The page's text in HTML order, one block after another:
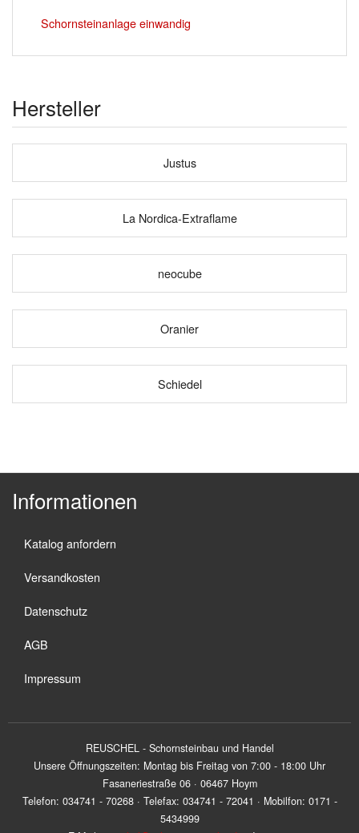
Schornsteinanlage einwandig
Hersteller
Justus
La Nordica-Extraflame
neocube
Oranier
Schiedel
Informationen
Katalog anfordern
Versandkosten
Datenschutz
AGB
Impressum
REUSCHEL - Schornsteinbau und Handel
Unsere Öffnungszeiten: Montag bis Freitag von 7:00 - 18:00 Uhr
Fasaneriestraße 06 · 06467 Hoym
Telefon: 034741 - 70268 · Telefax: 034741 - 72041 · Mobilfon: 0171 -
5434999